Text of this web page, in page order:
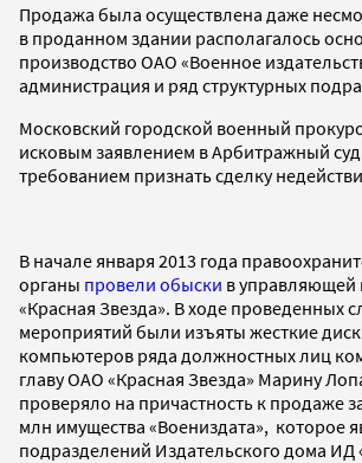
Продажа была осуществлена даже
в проданном здании располагалось
производство ОАО «Военное
администрация и ряд структурных
Московский городской военный
исковым заявлением в Арбитражный
требованием признать сделку
В начале января 2013 года
органы провели обыски в
«Красная Звезда». В ходе проведенных
мероприятий были изъяты жесткие
компьютеров ряда должностных лиц
главу ОАО «Красная Звезда» Марину
проверяло на причастность к продаже
млн имущества «Воениздата», которое
подразделений Издательского дома ИД